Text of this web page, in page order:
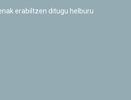
erabiltzen ditugu helburu